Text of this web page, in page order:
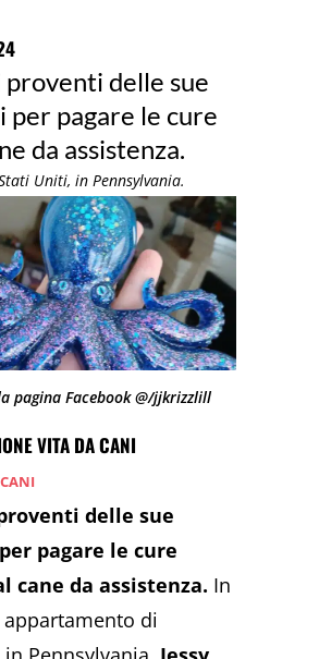
delle sue
per pagare le cure
da assistenza.
Uniti, in Pennsylvania.
pagina Facebook @/jjkrizzlill
VITA DA CANI
delle sue
pagare le cure
cane da assistenza. In
di